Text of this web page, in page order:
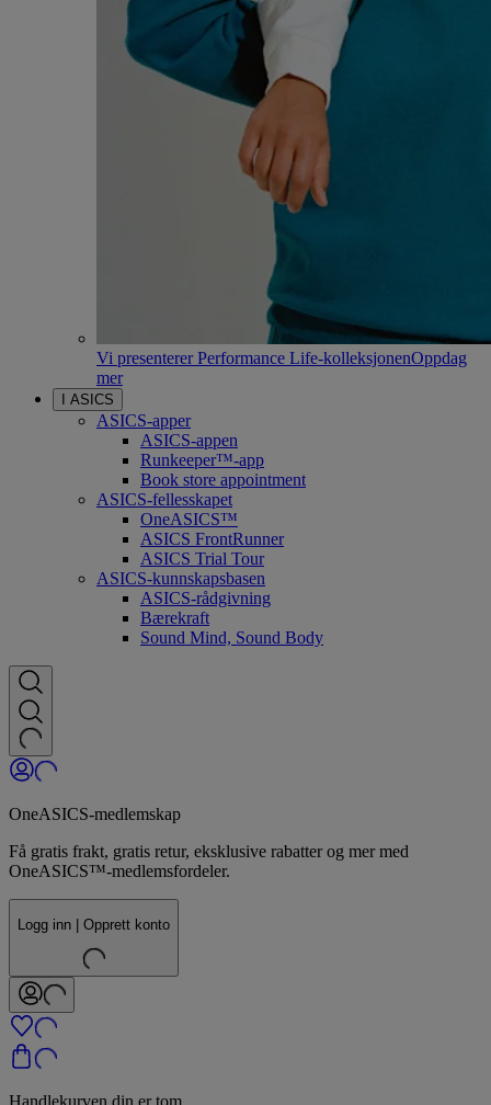
Vi presenterer Performance Life-kolleksjonenOppdag
mer
I ASICS
ASICS-apper
ASICS-appen
Runkeeper™-app
Book store appointment
ASICS-fellesskapet
OneASICS™
ASICS FrontRunner
ASICS Trial Tour
ASICS-kunnskapsbasen
ASICS-rådgivning
Bærekraft
Sound Mind, Sound Body
OneASICS-medlemskap
Få gratis frakt, gratis retur, eksklusive rabatter og mer med
OneASICS™-medlemsfordeler.
Logg inn | Opprett konto
Handlekurven din er tom